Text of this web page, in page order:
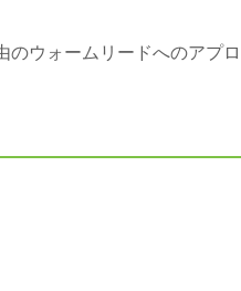
ウォームリードへのアプロ